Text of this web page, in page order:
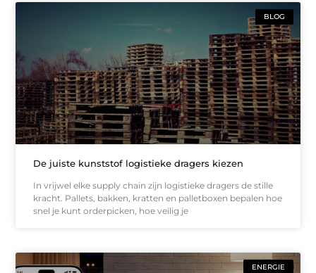
BLOG
De juiste kunststof logistieke dragers kiezen
In vrijwel elke supply chain zijn logistieke dragers de stille
kracht. Pallets, bakken, kratten en palletboxen bepalen hoe
snel je kunt orderpicken, hoe veilig je
ENERGIE